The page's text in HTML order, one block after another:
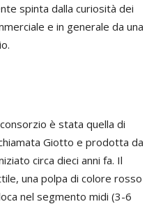
spinta dalla curiosità dei
e in generale da una
è stata quella di
Giotto e prodotta da
circa dieci anni fa. Il
una polpa di colore rosso
nel segmento midi (3-6